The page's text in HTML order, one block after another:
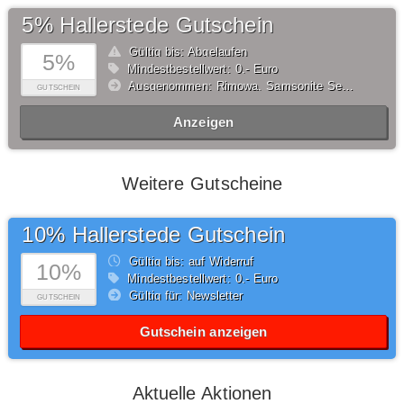
5%
GUTSCHEIN
5% Hallerstede Gutschein
Gültig bis: Abgelaufen
Mindestbestellwert: 0,- Euro
Ausgenommen: Rimowa, Samsonite Selection, American Tourister Selection, Tumi, Step by Step, Satch, ergobag, Scout, School-Mood, DerDieDas, McNeill, Von Cronshagen, Buckle & Seam, Salzen, Brics, Be Mine, Thule
Anzeigen
Weitere Gutscheine
10%
GUTSCHEIN
10% Hallerstede Gutschein
Gültig bis: auf Widerruf
Mindestbestellwert: 0,- Euro
Gültig für: Newsletter
Gutschein anzeigen
Aktuelle Aktionen